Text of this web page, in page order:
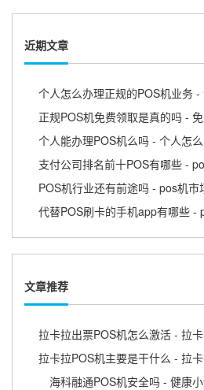
近期文章
个人怎么办理正规的POS机业务
正规POS机免费领取是真的吗 -
个人能办理POS机么吗 - 个人怎
支付公司排名前十POS有哪些 -
POS机行业还有前途吗 - pos机市
代替POS刷卡的手机app有哪些 -
文章推荐
拉卡拉出票POS机怎么激活 - 拉
拉卡拉POS机主要是干什么 - 拉
海科融通POS机安全吗 - 健康